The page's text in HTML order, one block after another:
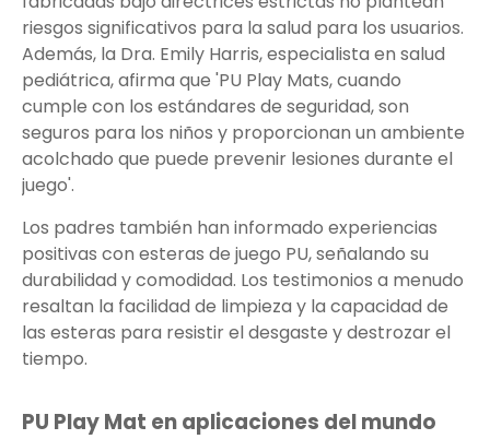
riesgos significativos para la salud para los usuarios.
Además, la Dra. Emily Harris, especialista en salud
pediátrica, afirma que 'PU Play Mats, cuando
cumple con los estándares de seguridad, son
seguros para los niños y proporcionan un ambiente
acolchado que puede prevenir lesiones durante el
juego'.
Los padres también han informado experiencias
positivas con esteras de juego PU, señalando su
durabilidad y comodidad. Los testimonios a menudo
resaltan la facilidad de limpieza y la capacidad de
las esteras para resistir el desgaste y destrozar el
tiempo.
PU Play Mat en aplicaciones del mundo